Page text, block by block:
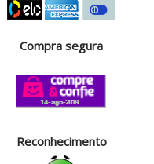
Compra segura
Reconhecimento